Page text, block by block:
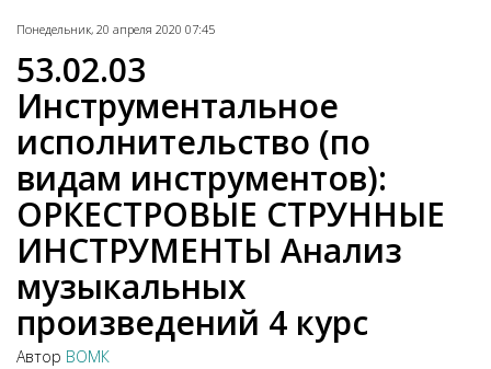
Понедельник, 20 апреля 2020 07:45
53.02.03
Инструментальное
исполнительство (по
видам инструментов):
ОРКЕСТРОВЫЕ СТРУННЫЕ
ИНСТРУМЕНТЫ Анализ
музыкальных
произведений 4 курс
Автор ВОМК